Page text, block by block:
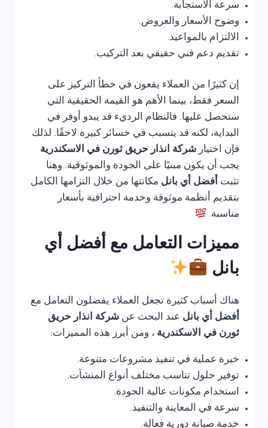
سرعة الاستجابة.
وضوح الأسعار والعروض.
الالتزام بالمواعيد.
تقديم دعم فني حقيقي بعد التركيب.
إن كثيرًا من العملاء يقعون في خطأ التركيز على
السعر فقط، بينما الأهم هو القيمة الحقيقية التي
ستحصل عليها. فالنظام الرديء قد يبدو أوفر في
البداية، لكنه قد يتسبب في خسائر كبيرة لاحقًا. لذلك
فإن اختيار شركة انذار حريق ثورن في الاسكندرية
يجب أن يكون مبنيًا على الجودة والموثوقية. وهنا
تثبت أفضل أي بانل مكانتها من خلال التزامها الكامل
بتقديم أنظمة موثوقة وخدمة احترافية بأسعار
مناسبة.
مميزات التعامل مع أفضل أي
بانل
هناك أسباب كثيرة تجعل العملاء يفضلون التعامل مع
أفضل أي بانل عند البحث عن شركة انذار حريق
ثورن في الاسكندرية ، ومن أبرز هذه المميزات:
خبرة عملية في تنفيذ مشروعات متنوعة.
توفير حلول تناسب مختلف أنواع المنشآت.
استخدام مكونات عالية الجودة.
سرعة في المعاينة والتنفيذ.
خدمة صيانة دورية فعالة.